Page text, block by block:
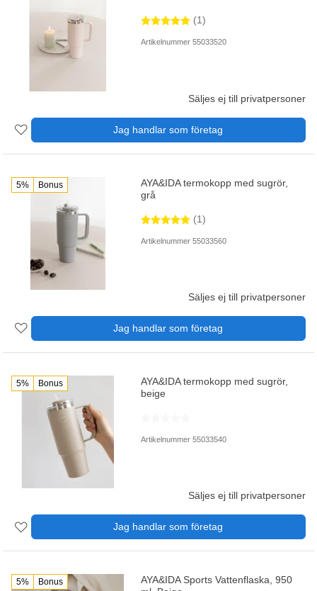
(1)
Artikelnummer 55033520
Säljes ej till privatpersoner
Jag handlar som företag
5% Bonus
AYA&IDA termokopp med sugrör,
grå
(1)
Artikelnummer 55033560
Säljes ej till privatpersoner
Jag handlar som företag
5% Bonus
AYA&IDA termokopp med sugrör,
beige
Artikelnummer 55033540
Säljes ej till privatpersoner
Jag handlar som företag
5% Bonus
AYA&IDA Sports Vattenflaska, 950